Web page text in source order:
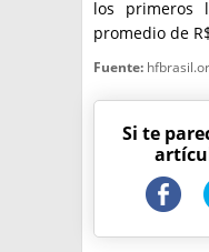
los primeros
promedio de
Fuente:
Si te